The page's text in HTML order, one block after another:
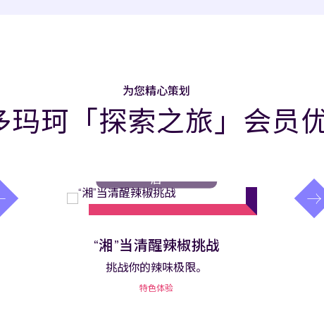
为您精心策划
玛珂「探索之旅」会员
店
“湘”当清醒辣椒挑战
挑战你的辣味极限。
特色体验